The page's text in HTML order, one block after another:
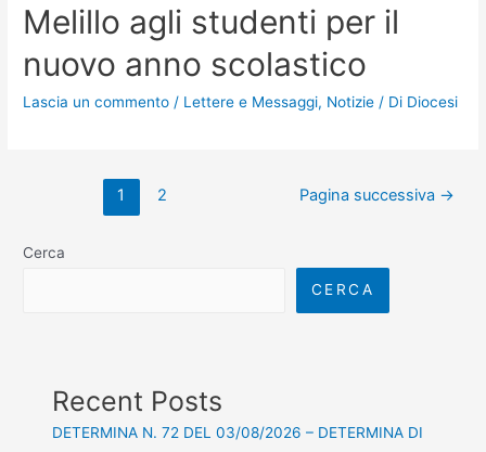
Melillo agli studenti per il
nuovo anno scolastico
Lascia un commento / Lettere e Messaggi, Notizie / Di Diocesi
1 2 Pagina successiva →
Cerca
CERCA
Recent Posts
DETERMINA N. 72 DEL 03/08/2026 – DETERMINA DI